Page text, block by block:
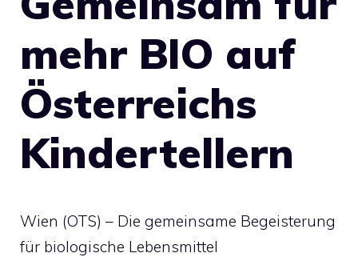
mehr BIO auf
Österreichs
Kindertellern
Wien (OTS) – Die gemeinsame Begeisterung
für biologische Lebensmittel